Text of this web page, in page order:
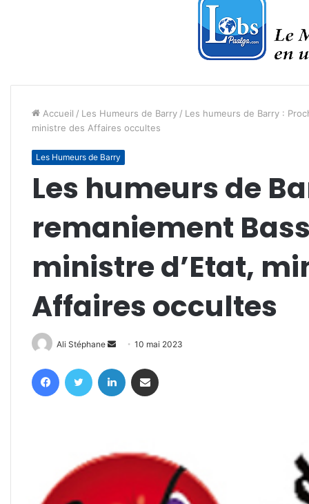
Accueil / Les Humeurs de Barry / Les humeurs de Barry :
ministre des Affaires occultes
Les Humeurs de Barry
Les humeurs de
remaniement
ministre d’Etat,
Affaires occultes
Ali Stéphane
Envoyer
courriel
10 mai 2023
FacebookTwitter Linkedin